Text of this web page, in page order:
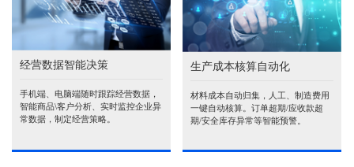
经营数据智能决策
手机端、电脑端随时跟踪经营数据，
智能商品\客户分析、实时监控企业异
常数据，制定经营策略。
生产成本核算自动化
材料成本自动归集，人工、制造费用
一键自动核算。订单超期/应收款超
期/安全库存异常等智能预警。